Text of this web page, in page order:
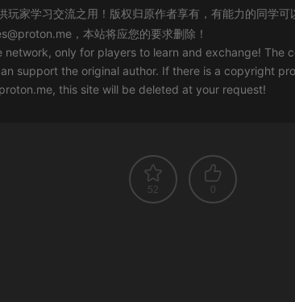
玩家学习交流之用！版权归原作者享有，有能力的同学
，本站将应您的要求删除！
network, only for players to learn and exchange! The
support the original author. If there is a copyright
, this site will be deleted at your request!
52 0